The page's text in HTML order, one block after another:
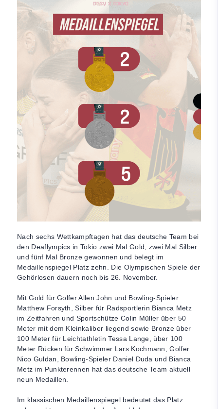
Nach sechs Wettkampftagen hat das deutsche Team bei
den Deaflympics in Tokio zwei Mal Gold, zwei Mal Silber
und fünf Mal Bronze gewonnen und belegt im
Medaillenspiegel Platz zehn. Die Olympischen Spiele der
Gehörlosen dauern noch bis 26. November.
Mit Gold für Golfer Allen John und Bowling-Spieler
Matthew Forsyth, Silber für Radsportlerin Bianca Metz
im Zeitfahren und Sportschütze Colin Müller über 50
Meter mit dem Kleinkaliber liegend sowie Bronze über
100 Meter für Leichtathletin Tessa Lange, über 100
Meter Rücken für Schwimmer Lars Kochmann, Golfer
Nico Guldan, Bowling-Spieler Daniel Duda und Bianca
Metz im Punkterennen hat das deutsche Team aktuell
neun Medaillen.
Im klassischen Medaillenspiegel bedeutet das Platz